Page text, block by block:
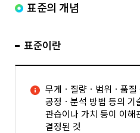
표준의 개념
표준이란
무게ㆍ질량ㆍ범위ㆍ품
공정ㆍ분석 방법 등의 기
관습이나 가치 등이 이해
결정된 것